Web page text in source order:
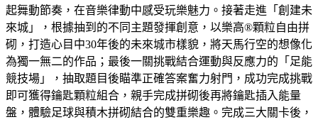
起舞動節奏，在音樂律動中感受玩樂魅力。接著走進「創建未
來城」，根據抽到的不同主題發揮創意，以樂高®顆粒自由拼
砌，打造心目中30年後的未來城市樣貌，將天馬行空的想像化
為獨一無二的作品；最後一關挑戰結合運動與反應力的「足能
競技場」，抽取題目後瞄準正確答案奮力射門，成功完成挑戰
即可獲得鑰匙顆粒組合，親手完成拼砌後再將鑰匙插入能量
盤，體驗足球與積木拼砌結合的雙重樂趣。完成三大關卡後，